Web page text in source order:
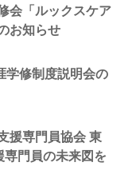
会「ルックスケア
お知らせ
学修制度説明会の
援専門員協会 東
門員の未来図を